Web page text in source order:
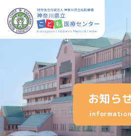
お知ら
information